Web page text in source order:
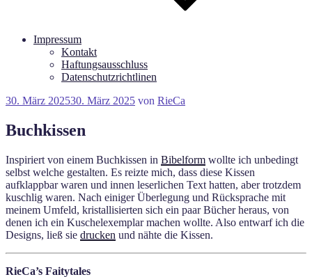
Impressum
Kontakt
Haftungsausschluss
Datenschutzrichtlinen
Veröffentlicht
30. März 202530. März 2025 von RieCa
Buchkissen
Inspiriert von einem Buchkissen in Bibelform wollte ich unbedingt
selbst welche gestalten. Es reizte mich, dass diese Kissen
aufklappbar waren und innen leserlichen Text hatten, aber trotzdem
kuschlig waren. Nach einiger Überlegung und Rücksprache mit
meinem Umfeld, kristallisierten sich ein paar Bücher heraus, von
denen ich ein Kuschelexemplar machen wollte. Also entwarf ich die
Designs, ließ sie drucken und nähte die Kissen.
RieCa’s Faitytales